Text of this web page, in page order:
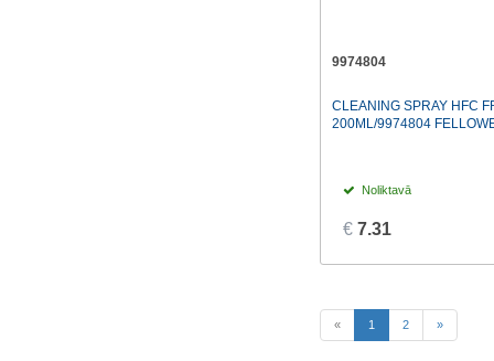
9974804
CLEANING SPRAY HFC
200ML/9974804
Noliktavā
€ 7.31
« 1 (current)
2 »